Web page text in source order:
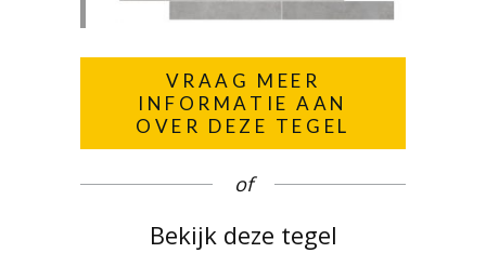
VRAAG MEER
INFORMATIE AAN
OVER DEZE TEGEL
of
Bekijk deze tegel